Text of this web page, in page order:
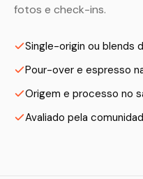
fotos e check-ins.
Single-origin ou blends
Pour-over e espresso
Origem e processo no
Avaliado pela